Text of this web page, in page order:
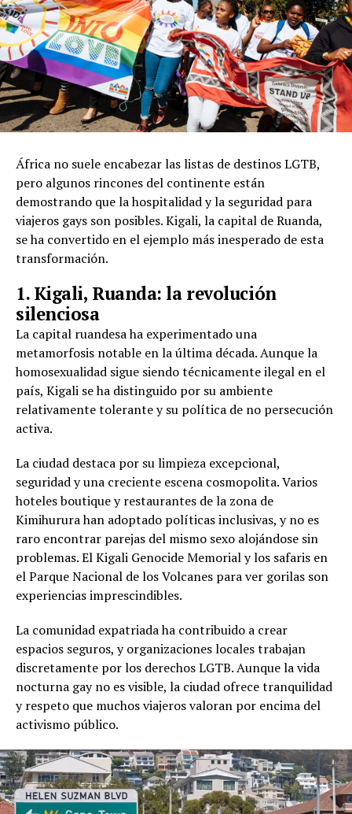
África no suele encabezar las listas de destinos LGTB,
pero algunos rincones del continente están
demostrando que la hospitalidad y la seguridad para
viajeros gays son posibles. Kigali, la capital de Ruanda,
se ha convertido en el ejemplo más inesperado de esta
transformación.
1. Kigali, Ruanda: la revolución
silenciosa
La capital ruandesa ha experimentado una
metamorfosis notable en la última década. Aunque la
homosexualidad sigue siendo técnicamente ilegal en el
país, Kigali se ha distinguido por su ambiente
relativamente tolerante y su política de no persecución
activa.
La ciudad destaca por su limpieza excepcional,
seguridad y una creciente escena cosmopolita. Varios
hoteles boutique y restaurantes de la zona de
Kimihurura han adoptado políticas inclusivas, y no es
raro encontrar parejas del mismo sexo alojándose sin
problemas. El Kigali Genocide Memorial y los safaris en
el Parque Nacional de los Volcanes para ver gorilas son
experiencias imprescindibles.
La comunidad expatriada ha contribuido a crear
espacios seguros, y organizaciones locales trabajan
discretamente por los derechos LGTB. Aunque la vida
nocturna gay no es visible, la ciudad ofrece tranquilidad
y respeto que muchos viajeros valoran por encima del
activismo público.